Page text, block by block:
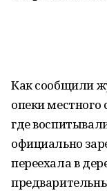
Как сообщили
опеки местного
где
официально
переехала в